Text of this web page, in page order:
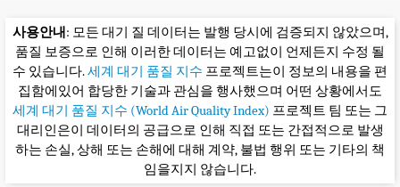
사용안내: 모든 대기 질 데이터는 발행 당시에 검증되지 않았으며,
품질 보증으로 인해 이러한 데이터는 예고없이 언제든지 수정 될
수 있습니다.세계 대기 품질 지수 프로젝트는이 정보의 내용을 편
집함에있어 합당한 기술과 관심을 행사했으며 어떤 상황에서도
세계 대기 품질 지수 (World Air Quality Index) 프로젝트 팀 또는 그
대리인은이 데이터의 공급으로 인해 직접 또는 간접적으로 발생
하는 손실, 상해 또는 손해에 대해 계약, 불법 행위 또는 기타의 책
임을지지 않습니다.